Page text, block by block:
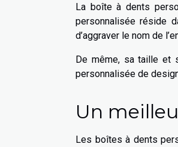
La boîte à dents
personnalisée réside
d’aggraver le nom de
De même, sa taille et
personnalisée de
Un
Les boîtes à dents